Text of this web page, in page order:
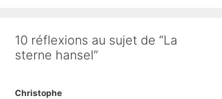
10 réflexions au sujet de “La
sterne hansel”
Christophe